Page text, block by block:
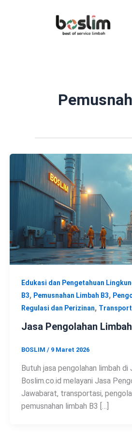
Edukasi dan Pengetahuan
B3, Pemusnahan Limbah B3,
Regulasi dan Perizinan,
Jasa Pengolahan
BOSLIM / 9 Maret 2026
Butuh jasa pengolahan limbah di
Boslim.co.id melayani Jasa
Jawabarat, transportasi,
pemusnahan limbah B3 […]